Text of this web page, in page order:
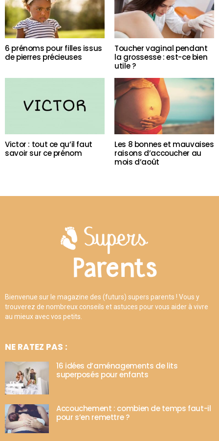
6 prénoms pour filles issus
de pierres précieuses
Toucher vaginal pendant
la grossesse : est-ce bien
utile ?
Victor : tout ce qu’il faut
savoir sur ce prénom
Les 8 bonnes et mauvaises
raisons d’accoucher au
mois d’août
Bienvenue sur le magazine des (futurs) supers parents ! Vous y
trouverez de nombreux conseils et astuces pour vous aider à vivre
au mieux avec vos petits.
NE RATEZ PAS :
16 idées d’aménagements de lits
superposés pour enfants
Accouchement : combien de temps faut-il
pour s’en remettre ?